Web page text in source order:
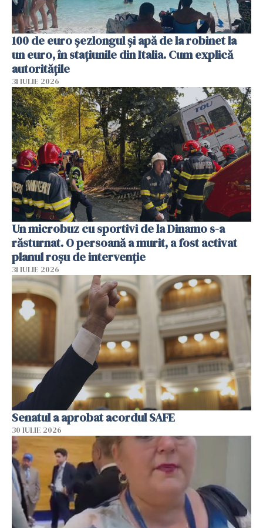
100 de euro șezlongul și apă de la robinet la
un euro, în stațiunile din Italia. Cum explică
autoritățile
31 IULIE 2026
Un microbuz cu sportivi de la Dinamo s-a
răsturnat. O persoană a murit, a fost activat
planul roșu de intervenție
31 IULIE 2026
Senatul a aprobat acordul SAFE
30 IULIE 2026